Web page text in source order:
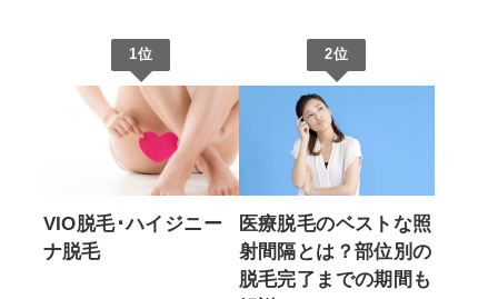
1位
VIO脱毛･ハイジニー
ナ脱毛
2位
医療脱毛のベストな照
射間隔とは？部位別の
脱毛完了までの期間も